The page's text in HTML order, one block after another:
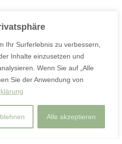
Ihr Surferlebnis zu verbessern,
Inhalte einzusetzen und
Wenn Sie auf „Alle
Sie der Anwendung von
Alle akzeptieren
F
a
n